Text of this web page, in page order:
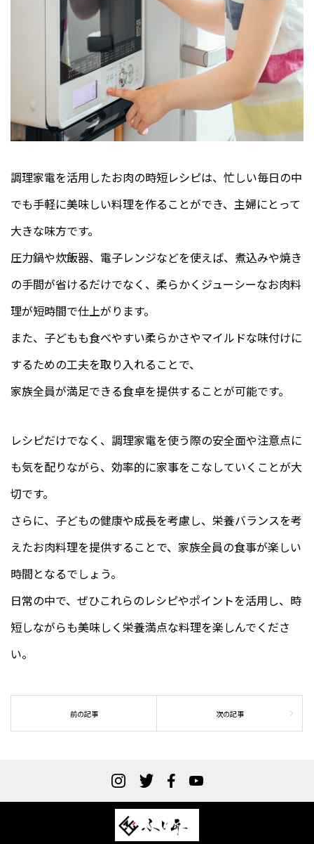
調理家電を活用したお肉の時短レシピは、忙しい毎日の中
でも手軽に美味しい料理を作ることができ、主婦にとって
大きな味方です。
圧力鍋や炊飯器、電子レンジなどを使えば、煮込みや焼き
の手間が省けるだけでなく、柔らかくジューシーなお肉料
理が短時間で仕上がります。
また、子どもも食べやすい柔らかさやマイルドな味付けに
するための工夫を取り入れることで、
家族全員が満足できる食卓を提供することが可能です。
レシピだけでなく、調理家電を使う際の安全面や注意点に
も気を配りながら、効率的に家事をこなしていくことが大
切です。
さらに、子どもの健康や成長を考慮し、栄養バランスを考
えたお肉料理を提供することで、家族全員の食事が楽しい
時間となるでしょう。
日常の中で、ぜひこれらのレシピやポイントを活用し、時
短しながらも美味しく栄養満点な料理を楽しんでくださ
い。
前の記事 次の記事